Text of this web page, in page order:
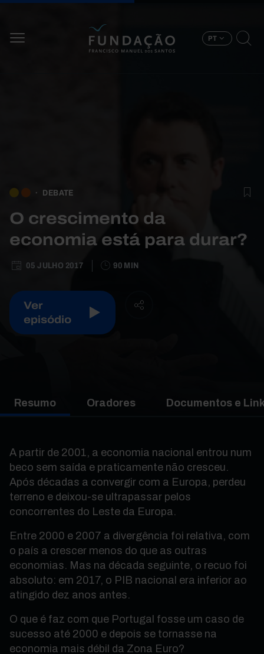
PT
DEBATE
O crescimento da
economia está para durar?
05 JULHO 2017 90 MIN
Ver
episódio
Resumo Oradores Documentos e
A partir de 2001, a economia nacional entrou num
beco sem saída e praticamente não cresceu.
Após décadas a convergir com a Europa, perdeu
terreno e deixou-se ultrapassar pelos
concorrentes do Leste da Europa.
Entre 2000 e 2007 a divergência foi relativa, com
o país a crescer menos do que as outras
economias. Mas na década seguinte, o recuo foi
absoluto: em 2017, o PIB nacional era inferior ao
atingido dez anos antes.
O que é faz com que Portugal fosse um caso de
sucesso até 2000 e depois se tornasse na
economia mais débil da Zona Euro?